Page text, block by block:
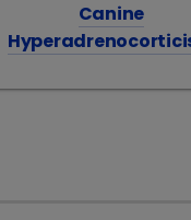
Canine